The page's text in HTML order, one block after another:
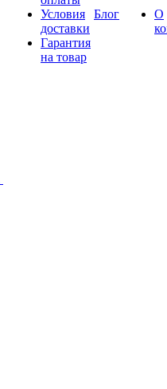
Условия
доставки
Гарантия
на товар
Блог
О